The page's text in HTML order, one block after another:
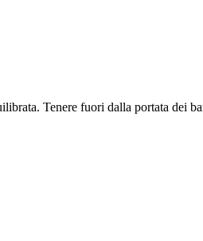
Tenere fuori dalla portata dei